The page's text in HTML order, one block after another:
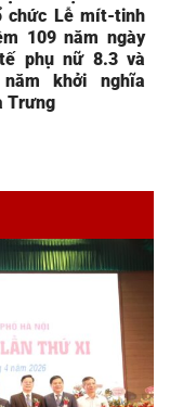
chức Lễ mít-tinh
109 năm ngày
phụ nữ 8.3 và
năm khởi nghĩa
Trưng